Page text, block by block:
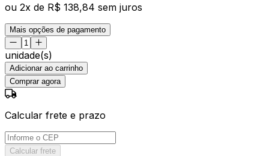
ou 2x de R$ 138,84 sem juros
Mais opções de pagamento
unidade(s)
Adicionar ao carrinho
Comprar agora
Calcular frete e prazo
Calcular frete